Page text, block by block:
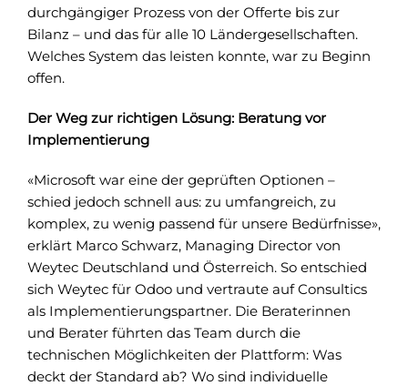
durchgängiger Prozess von der Offerte bis zur
Bilanz – und das für alle 10 Ländergesellschaften.
Welches System das leisten konnte, war zu Beginn
offen.
Der Weg zur richtigen Lösung: Beratung vor
Implementierung
«Microsoft war eine der geprüften Optionen –
schied jedoch schnell aus: zu umfangreich, zu
komplex, zu wenig passend für unsere Bedürfnisse»,
erklärt Marco Schwarz, Managing Director von
Weytec Deutschland und Österreich. So entschied
sich Weytec für Odoo und vertraute auf Consultics
als Implementierungspartner. Die Beraterinnen
und Berater führten das Team durch die
technischen Möglichkeiten der Plattform: Was
deckt der Standard ab? Wo sind individuelle